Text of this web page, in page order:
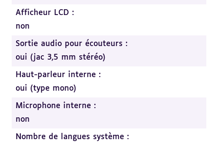
Afficheur LCD :
non
Sortie audio pour écouteurs :
oui (jac 3,5 mm stéréo)
Haut-parleur interne :
oui (type mono)
Microphone interne :
non
Nombre de langues système :